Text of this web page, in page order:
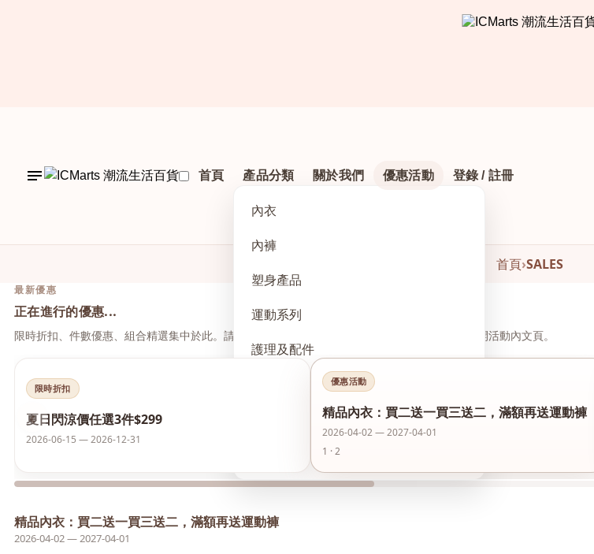
首頁 產品分類
內衣
內褲
塑身產品
運動系列
護理及配件
夏日閃涼價 任選3件$299
關於我們 優惠活動 登錄 / 註冊
首頁›SALES
最新優惠
正在進行的優惠...
限時折扣、件數優惠、組合精選集中於此。請先點上方活動，再於本頁下方瀏覽與下單，無需另開活動內文頁。
‹
限時折扣
夏日閃涼價任選3件$299
2026-06-15 — 2026-12-31
優惠活動
精品內衣：買二送一買三送二，滿額再送運動褲
2026-04-02 — 2027-04-01
1 · 2
精品內衣：買二送一買三送二，滿額再送運動褲
2026-04-02 — 2027-04-01